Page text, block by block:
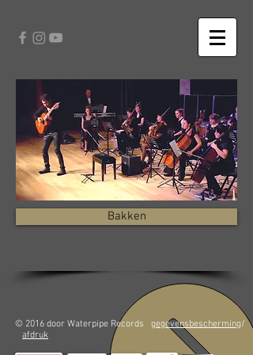
Bakken
© 2016 door Waterpipe Records gegevensbescherming/
afdruk